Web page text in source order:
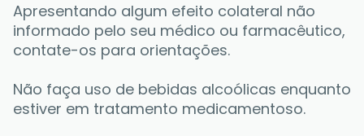
Apresentando algum efeito colateral não
informado pelo seu médico ou farmacêutico,
contate-os para orientações.
Não faça uso de bebidas alcoólicas enquanto
estiver em tratamento medicamentoso.